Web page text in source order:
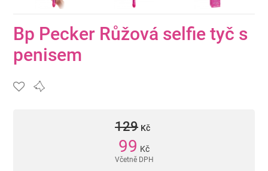
Bp Pecker Růžová selfie tyč s
penisem
129 Kč
99 Kč
Včetně DPH